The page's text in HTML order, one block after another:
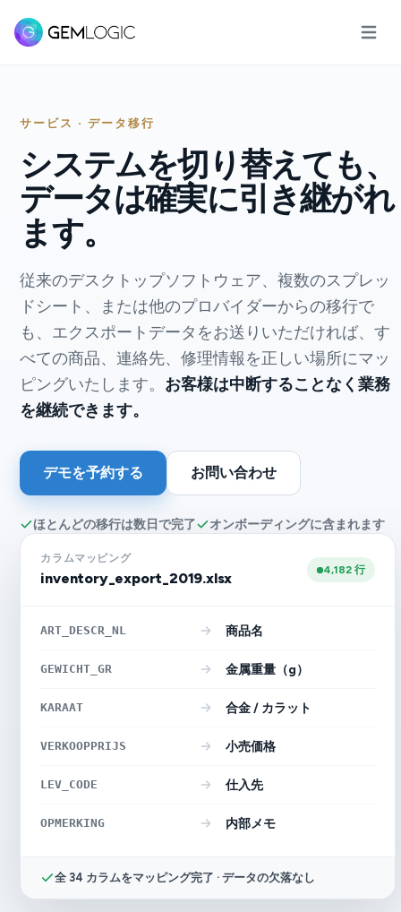
メイン
サービス · データ移行
システムを切り替えても、
データは確実に引き継がれ
ます。
従来のデスクトップソフトウェア、複数のスプレッ
ドシート、または他のプロバイダーからの移行で
も、エクスポートデータをお送りいただければ、す
べての商品、連絡先、修理情報を正しい場所にマッ
ピングいたします。 お客様は中断することなく業務
を継続できます。
デモを予約する お問い合わせ
ほとんどの移行は数日で完了 オンボーディングに含まれます
カラムマッピング
inventory_export_2019.xlsx 4,182 行
ART_DESCR_NL 商品名
GEWICHT_GR 金属重量（g）
KARAAT 合金 / カラット
VERKOOPPRIJS 小売価格
LEV_CODE 仕入先
OPMERKING 内部メモ
全 34 カラムをマッピング完了 · データの欠落なし